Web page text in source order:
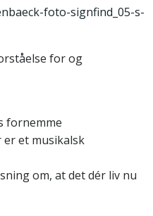
for og
fornemme
et musikalsk
om, at det dér liv nu